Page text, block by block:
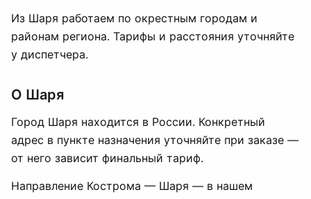
Из Шаря работаем по окрестным городам и
районам региона. Тарифы и расстояния уточняйте
у диспетчера.
О Шаря
Город Шаря находится в России. Конкретный
адрес в пункте назначения уточняйте при заказе —
от него зависит финальный тариф.
Направление Кострома — Шаря — в нашем